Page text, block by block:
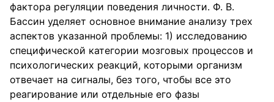
фактора регуляции поведения личности. Ф. В.
Бассин уделяет основное внимание анализу трех
аспектов указанной проблемы: 1) исследованию
специфической категории мозговых процессов и
психологических реакций, которыми организм
отвечает на сигналы, без того, чтобы все это
реагирование или отдельные его фазы